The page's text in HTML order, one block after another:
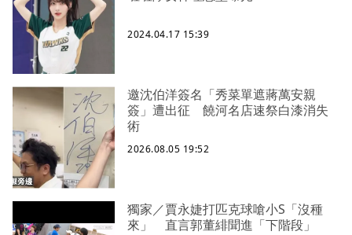
2024.04.17 15:39
邀沈伯洋簽名「秀菜單遮蔣萬安親
簽」遭出征 饒河名店速祭白漆消失
術
2026.08.05 19:52
獨家／賈永婕打匹克球嗆小S「沒種
來」 直言郭董緋聞進「下階段」